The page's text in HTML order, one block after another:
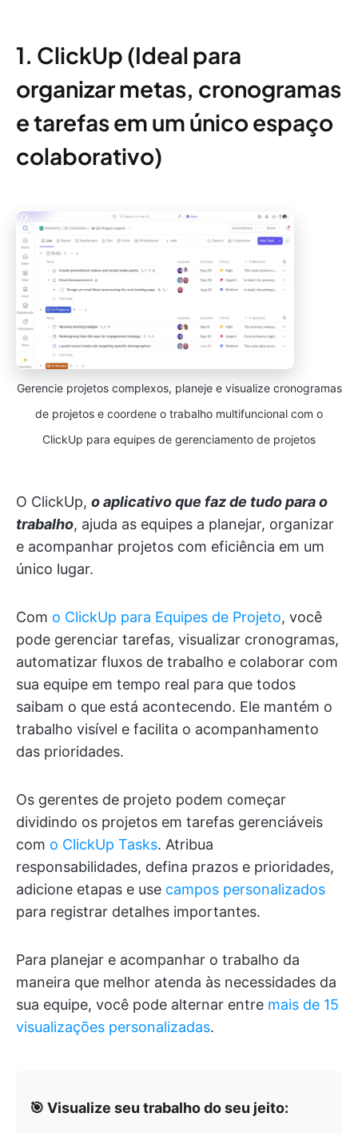
1. ClickUp (Ideal para
organizar metas, cronogramas
e tarefas em um único espaço
colaborativo)
Gerencie projetos complexos, planeje e visualize cronogramas
de projetos e coordene o trabalho multifuncional com o
ClickUp para equipes de gerenciamento de projetos
O ClickUp, o aplicativo que faz de tudo para o
trabalho, ajuda as equipes a planejar, organizar
e acompanhar projetos com eficiência em um
único lugar.
Com o ClickUp para Equipes de Projeto, você
pode gerenciar tarefas, visualizar cronogramas,
automatizar fluxos de trabalho e colaborar com
sua equipe em tempo real para que todos
saibam o que está acontecendo. Ele mantém o
trabalho visível e facilita o acompanhamento
das prioridades.
Os gerentes de projeto podem começar
dividindo os projetos em tarefas gerenciáveis
com o ClickUp Tasks. Atribua
responsabilidades, defina prazos e prioridades,
adicione etapas e use campos personalizados
para registrar detalhes importantes.
Para planejar e acompanhar o trabalho da
maneira que melhor atenda às necessidades da
sua equipe, você pode alternar entre mais de 15
visualizações personalizadas.
🎯 Visualize seu trabalho do seu jeito: